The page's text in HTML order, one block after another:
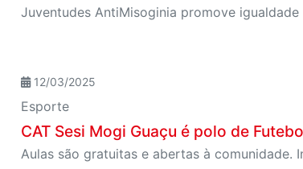
12/03/2025
Esporte
CAT Sesi Mogi Guaçu é polo de
Aulas são gratuitas e abertas à comunidade.